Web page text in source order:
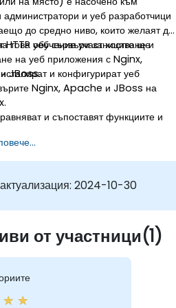
администратори и уеб разработчици
до средно ниво, които желаят да
HTTP уеб сървъри за хостване и
на уеб приложения с Nginx,
JBoss.
това обучение участниците ще
и конфигурират уеб
Nginx, Apache и JBoss на
и съпоставят функциите и
модули и плъгини на уеб
и сигурността на уеб
и отстраняване на проблеми
сървъра.
най-добри практики и
за оптимизиране на
2024-10-30
от участници(1)